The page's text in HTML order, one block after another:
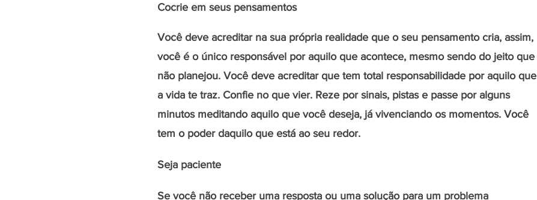
Cocrie em seus pensamentos
Você deve acreditar na sua própria realidade que o seu pensamento cria, assim,
você é o único responsável por aquilo que acontece, mesmo sendo do jeito que
não planejou. Você deve acreditar que tem total responsabilidade por aquilo que
a vida te traz. Confie no que vier. Reze por sinais, pistas e passe por alguns
minutos meditando aquilo que você deseja, já vivenciando os momentos. Você
tem o poder daquilo que está ao seu redor.
Seja paciente
Se você não receber uma resposta ou uma solução para um problema